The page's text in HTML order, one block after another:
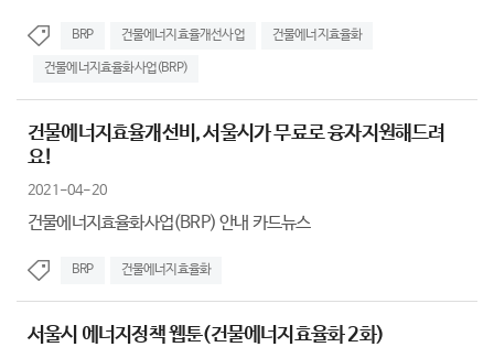
BRP 건물에너지효율개선사업 건물에너지효율화
건물에너지효율화사업(BRP)
건물에너지효율개선비, 서울시가 무료로 융자지원해드려
요!
2021-04-20
건물에너지효율화사업(BRP) 안내 카드뉴스
BRP 건물에너지효율화
서울시 에너지정책 웹툰(건물에너지효율화 2화)